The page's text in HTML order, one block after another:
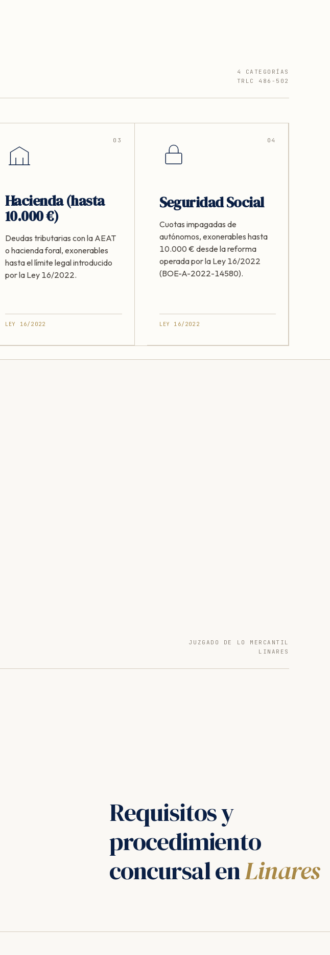
4 CATEGORÍAS
TRLC 486-502
03
Hacienda (hasta
10.000 €)
Deudas tributarias con la AEAT
o hacienda foral, exonerables
hasta el límite legal introducido
por la Ley 16/2022.
LEY 16/2022
04
Seguridad Social
Cuotas impagadas de
autónomos, exonerables hasta
10.000 € desde la reforma
operada por la Ley 16/2022
(BOE-A-2022-14580).
LEY 16/2022
JUZGADO DE LO MERCANTIL
LINARES
Requisitos y
procedimiento
concursal enLinares